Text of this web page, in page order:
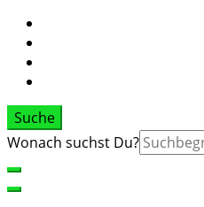
Suche
Suche
Wonach suchst Du?